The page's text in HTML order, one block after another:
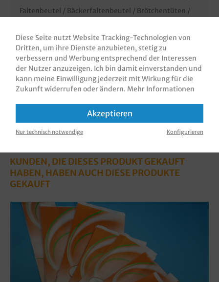
Faltenbeutel / Bäckerfaltenbeutel / Brötchentüten /
Bewertungen
Informationen zur Produktsicherheit
KUNDEN, DIE DIESES PRODUKT GEKAUFT
HABEN, HABEN AUCH DIESE PRODUKTE
GEKAUFT
Diese Seite nutzt Website Tracking-Technologien von
Dritten, um ihre Dienste anzubieten, stetig zu
verbessern und Werbung entsprechend der Interessen
der Nutzer anzuzeigen. Ich bin damit einverstanden und
kann meine Einwilligung jederzeit mit Wirkung für die
Zukunft widerrufen oder ändern. Mehr Informationen
Akzeptieren
Nur technisch notwendige Konfigurieren